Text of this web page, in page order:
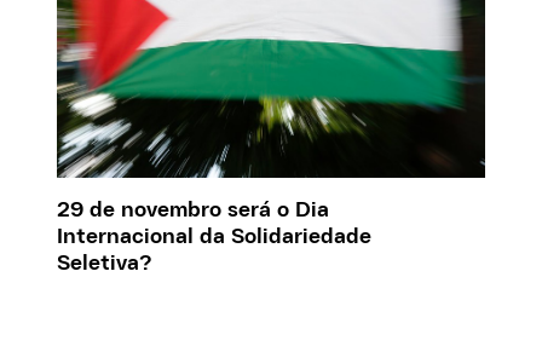
29 de novembro será o Dia
Internacional da Solidariedade
Seletiva?